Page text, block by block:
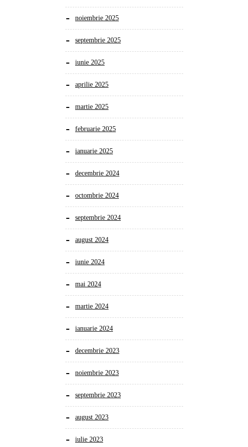
noiembrie 2025
septembrie 2025
iunie 2025
aprilie 2025
martie 2025
februarie 2025
ianuarie 2025
decembrie 2024
octombrie 2024
septembrie 2024
august 2024
iunie 2024
mai 2024
martie 2024
ianuarie 2024
decembrie 2023
noiembrie 2023
septembrie 2023
august 2023
iulie 2023